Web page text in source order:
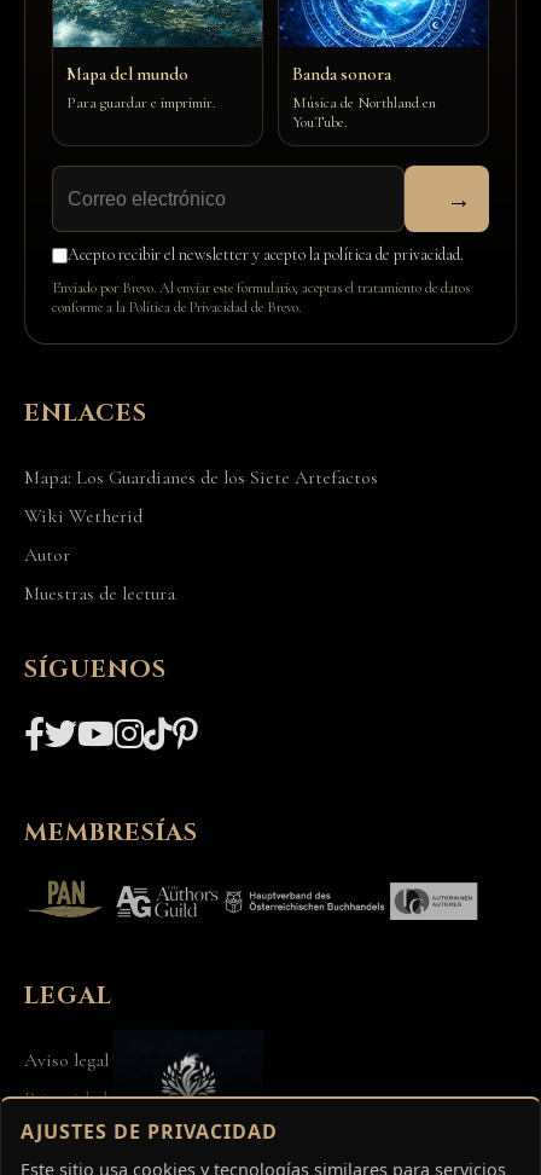
Mapa del mundo
Para guardar e imprimir.
Banda sonora
Música de Northland en
YouTube.
→
Acepto recibir el newsletter y acepto la política de privacidad.
Enviado por Brevo. Al enviar este formulario, aceptas el tratamiento de datos
conforme a laPolítica de Privacidad de Brevo.
ENLACES
Mapa: Los Guardianes de los Siete Artefactos
Wiki Wetherid
Autor
Muestras de lectura
SÍGUENOS
MEMBRESÍAS
LEGAL
Aviso legal
Privacidad
Términos
AJUSTES DE PRIVACIDAD
Este sitio usa cookies y tecnologías similares para servicios